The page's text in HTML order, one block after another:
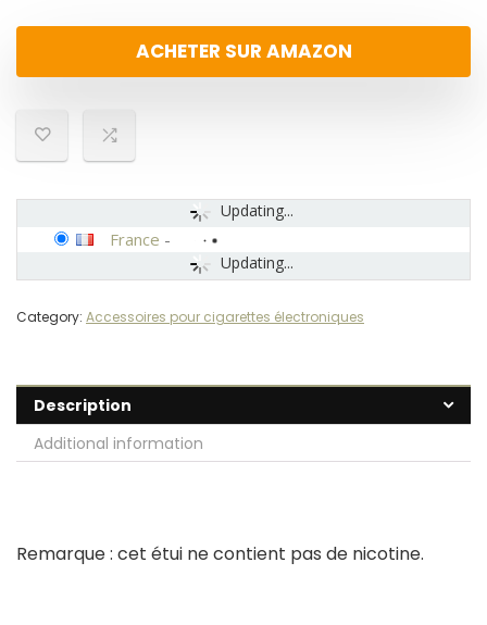
ACHETER SUR AMAZON
Updating...
Updating...
France -
Category: Accessoires pour cigarettes électroniques
Description
Additional information
Remarque : cet étui ne contient pas de nicotine.